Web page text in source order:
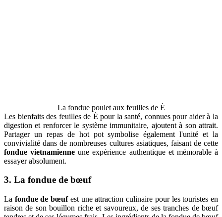
La fondue poulet aux feuilles de É
Les bienfaits des feuilles de É pour la santé, connues pour aider à la
digestion et renforcer le système immunitaire, ajoutent à son attrait.
Partager un repas de hot pot symbolise également l'unité et la
convivialité dans de nombreuses cultures asiatiques, faisant de cette
fondue vietnamienne une expérience authentique et mémorable à
essayer absolument.
3. La fondue de bœuf
La fondue de bœufest une attraction culinaire pour les touristes en
raison de son bouillon riche et savoureux, de ses tranches de bœuf